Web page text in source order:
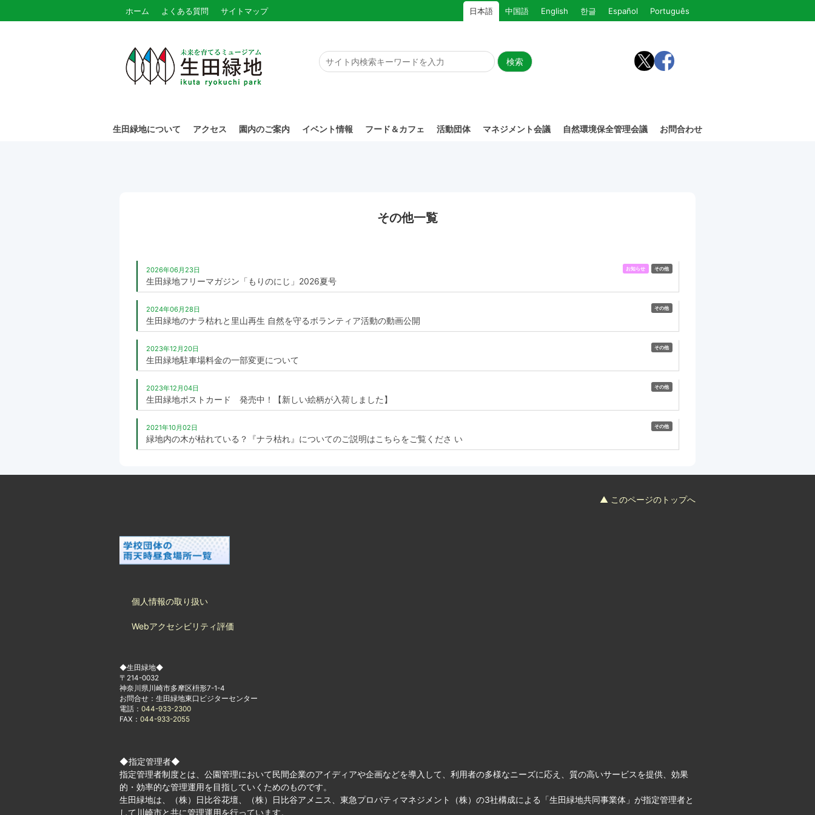
ホーム よくある質問 サイトマップ 日本語 中国語 English 한글 Español Português
生田緑地について アクセス 園内のご案内 イベント情報 フード＆カフェ 活動団体 マネジメント会議 自然環境保全管理会議 お問合わせ
その他一覧
お知らせ その他
2026年06月23日
生田緑地フリーマガジン「もりのにじ」2026夏号
その他
2024年06月28日
生田緑地のナラ枯れと里山再生 自然を守るボランティア活動の動画公開
その他
2023年12月20日
生田緑地駐車場料金の一部変更について
その他
2023年12月04日
生田緑地ポストカード 発売中！【新しい絵柄が入荷しました】
その他
2021年10月02日
緑地内の木が枯れている？『ナラ枯れ』についてのご説明はこちらをご覧くださ い
▲ このページのトップへ
個人情報の取り扱い
Webアクセシビリティ評価
◆生田緑地◆
〒214-0032
神奈川県川崎市多摩区枡形7-1-4
お問合せ：生田緑地東口ビジターセンター
電話： 044-933-2300
FAX： 044-933-2055
◆指定管理者◆
指定管理者制度とは、公園管理において民間企業のアイディアや企画などを導入して、利用者の多様なニーズに応え、質の高いサービスを提供、効果
的・効率的な管理運用を目指していくためのものです。
生田緑地は、（株）日比谷花壇、（株）日比谷アメニス、東急プロパティマネジメント（株）の3社構成による「生田緑地共同事業体」が指定管理者と
して川崎市と共に管理運用を行っています。